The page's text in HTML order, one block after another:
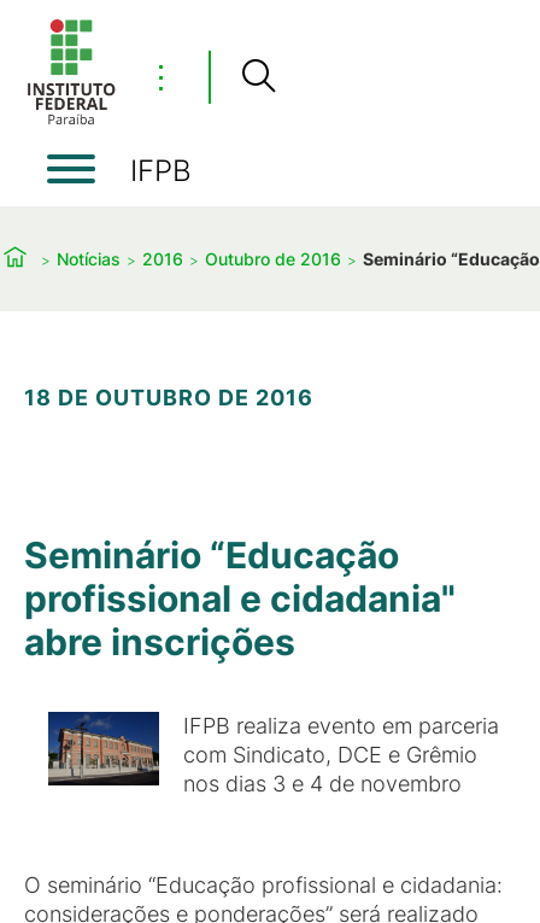
⋮
IFPB
Notícias 2016 Outubro de 2016 Seminário
18 DE OUTUBRO DE 2016
Seminário “Educação
profissional e cidadania"
abre inscrições
IFPB realiza evento em parceria
com Sindicato, DCE e Grêmio
nos dias 3 e 4 de novembro
O seminário “Educação profissional e cidadania:
considerações e ponderações” será realizado